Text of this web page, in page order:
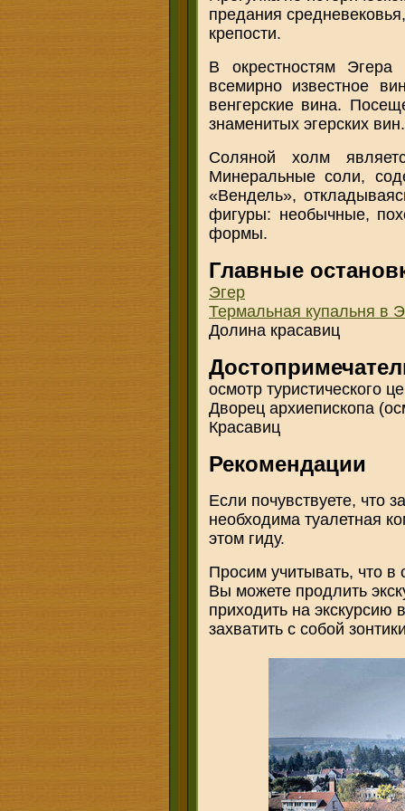
предания
крепости.
В окрестностям Эгера
всемирно известное
венгерские вина.
знаменитых эгерских вин.
Соляной холм
Минеральные соли,
«Вендель»,
фигуры: необычные,
формы.
Главные
Эгер
Термальная купальня в
Долина красавиц
осмотр туристического
Дворец архиепископа
Красавиц
Рекомендации
Если почувствуете, что
необходима туалетная
этом гиду.
Просим учитывать, что в
Вы можете продлить
приходить на экскурсию
захватить с собой